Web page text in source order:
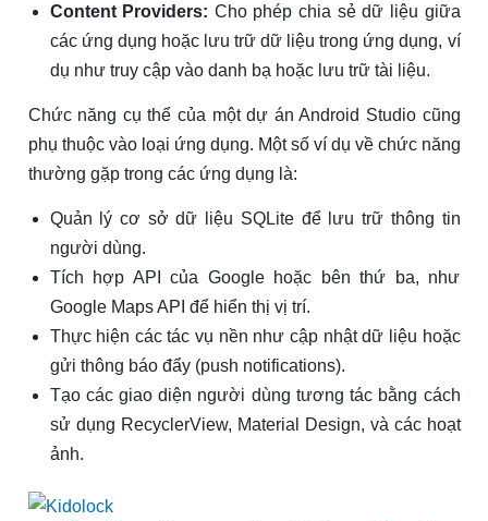
Content Providers: Cho phép chia sẻ dữ liệu giữa
các ứng dụng hoặc lưu trữ dữ liệu trong ứng dụng, ví
dụ như truy cập vào danh bạ hoặc lưu trữ tài liệu.
Chức năng cụ thể của một dự án Android Studio cũng
phụ thuộc vào loại ứng dụng. Một số ví dụ về chức năng
thường gặp trong các ứng dụng là:
Quản lý cơ sở dữ liệu SQLite để lưu trữ thông tin
người dùng.
Tích hợp API của Google hoặc bên thứ ba, như
Google Maps API để hiển thị vị trí.
Thực hiện các tác vụ nền như cập nhật dữ liệu hoặc
gửi thông báo đẩy (push notifications).
Tạo các giao diện người dùng tương tác bằng cách
sử dụng RecyclerView, Material Design, và các hoạt
ảnh.